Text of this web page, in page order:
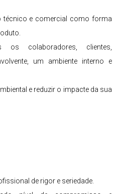
técnico e comercial como forma
colaboradores, clientes,
um ambiente interno e
e reduzir o impacte da sua
de rigor e seriedade.